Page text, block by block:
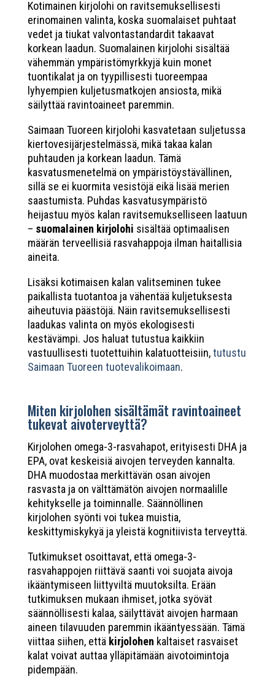
Kotimainen kirjolohi on ravitsemuksellisesti
erinomainen valinta, koska suomalaiset puhtaat
vedet ja tiukat valvontastandardit takaavat
korkean laadun. Suomalainen kirjolohi sisältää
vähemmän ympäristömyrkkyjä kuin monet
tuontikalat ja on tyypillisesti tuoreempaa
lyhyempien kuljetusmatkojen ansiosta, mikä
säilyttää ravintoaineet paremmin.
Saimaan Tuoreen kirjolohi kasvatetaan suljetussa
kiertovesijärjestelmässä, mikä takaa kalan
puhtauden ja korkean laadun. Tämä
kasvatusmenetelmä on ympäristöystävällinen,
sillä se ei kuormita vesistöjä eikä lisää merien
saastumista. Puhdas kasvatusympäristö
heijastuu myös kalan ravitsemukselliseen laatuun
– suomalainen kirjolohi sisältää optimaalisen
määrän terveellisiä rasvahappoja ilman haitallisia
aineita.
Lisäksi kotimaisen kalan valitseminen tukee
paikallista tuotantoa ja vähentää kuljetuksesta
aiheutuvia päästöjä. Näin ravitsemuksellisesti
laadukas valinta on myös ekologisesti
kestävämpi. Jos haluat tutustua kaikkiin
vastuullisesti tuotettuihin kalatuotteisiin,tutustu
Saimaan Tuoreen tuotevalikoimaan.
Miten kirjolohen sisältämät ravintoaineet
tukevat aivoterveyttä?
Kirjolohen omega-3-rasvahapot, erityisesti DHA ja
EPA, ovat keskeisiä aivojen terveyden kannalta.
DHA muodostaa merkittävän osan aivojen
rasvasta ja on välttämätön aivojen normaalille
kehitykselle ja toiminnalle. Säännöllinen
kirjolohen syönti voi tukea muistia,
keskittymiskykyä ja yleistä kognitiivista terveyttä.
Tutkimukset osoittavat, että omega-3-
rasvahappojen riittävä saanti voi suojata aivoja
ikääntymiseen liittyviltä muutoksilta. Erään
tutkimuksen mukaan ihmiset, jotka syövät
säännöllisesti kalaa, säilyttävät aivojen harmaan
aineen tilavuuden paremmin ikääntyessään. Tämä
viittaa siihen, että kirjolohen kaltaiset rasvaiset
kalat voivat auttaa ylläpitämään aivotoimintoja
pidempään.